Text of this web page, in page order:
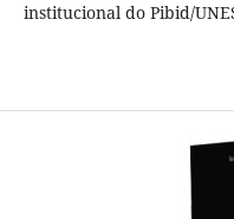
institucional do Pibid/